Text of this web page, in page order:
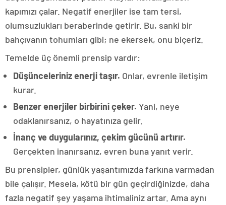
kapımızı çalar. Negatif enerjiler ise tam tersi,
olumsuzlukları beraberinde getirir. Bu, sanki bir
bahçıvanın tohumları gibi; ne ekersek, onu biçeriz.
Temelde üç önemli prensip vardır:
Düşünceleriniz enerji taşır. Onlar, evrenle iletişim
kurar.
Benzer enerjiler birbirini çeker. Yani, neye
odaklanırsanız, o hayatınıza gelir.
İnanç ve duygularınız, çekim gücünü artırır.
Gerçekten inanırsanız, evren buna yanıt verir.
Bu prensipler, günlük yaşantımızda farkına varmadan
bile çalışır. Mesela, kötü bir gün geçirdiğinizde, daha
fazla negatif şey yaşama ihtimaliniz artar. Ama aynı